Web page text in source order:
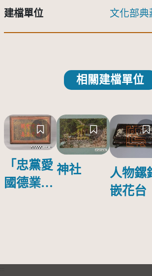
建檔單位 文化部典
相關建檔單位
「忠黨愛
國德業並
神社
人物鏍
嵌花台